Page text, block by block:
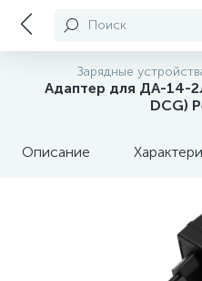
Поиск
Зарядные
Адаптер для ДА-14-
DCG)
Описание